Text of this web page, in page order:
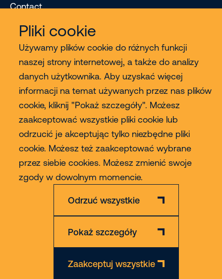
Pliki cookie
Używamy plików cookie do różnych funkcji
naszej strony internetowej, a także do analizy
danych użytkownika. Aby uzyskać więcej
informacji na temat używanych przez nas plików
cookie, kliknij "Pokaż szczegóły". Możesz
zaakceptować wszystkie pliki cookie lub
odrzucić je akceptując tylko niezbędne pliki
cookie. Możesz też zaakceptować wybrane
przez siebie cookies. Możesz zmienić swoje
zgody w dowolnym momencie.
Odrzuć wszystkie
Pokaż szczegóły
Zaakceptuj wszystkie
Contact
Więcej
ZastrzeżeniePolityka Prywatności & Cookies
© 2026 Riwal - All rights reserved